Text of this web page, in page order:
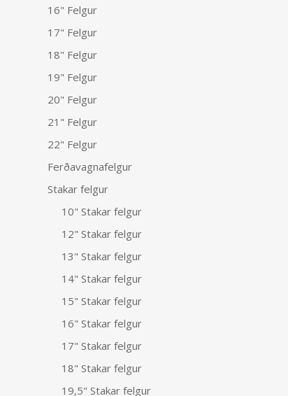
16" Felgur
17" Felgur
18" Felgur
19" Felgur
20" Felgur
21" Felgur
22" Felgur
Ferðavagnafelgur
Stakar felgur
10" Stakar felgur
12" Stakar felgur
13" Stakar felgur
14" Stakar felgur
15" Stakar felgur
16" Stakar felgur
17" Stakar felgur
18" Stakar felgur
19,5" Stakar felgur